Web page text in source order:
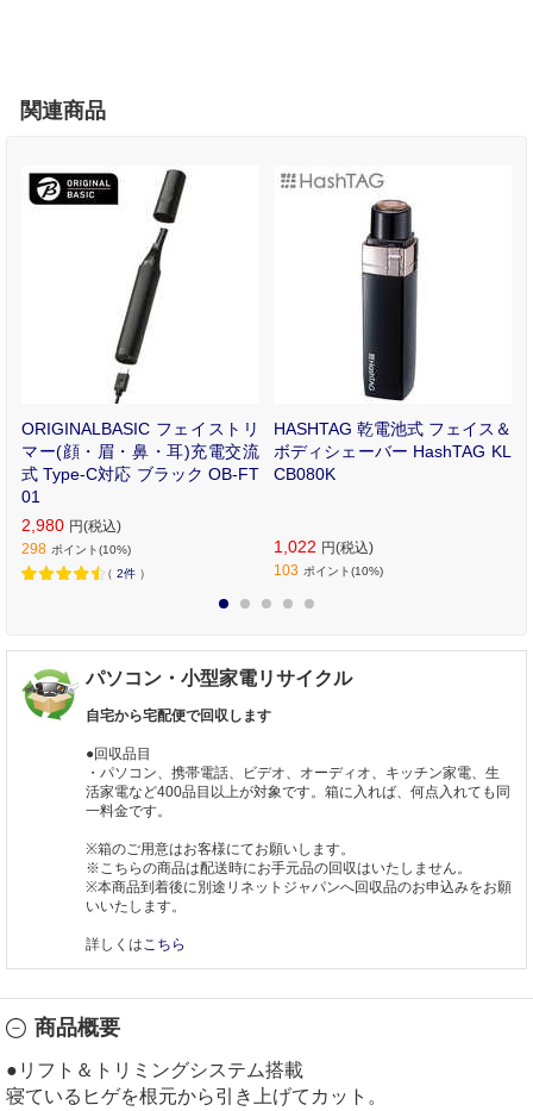
関連商品
ORIGINALBASIC フェイストリ
マー(顔・眉・鼻・耳)充電交流
式 Type-C対応 ブラック OB-FT
01
2,980 円(税込)
298 ポイント(10%)
（ 2件 ）
HASHTAG 乾電池式 フェイス＆
ボディシェーバー HashTAG KL
CB080K
1,022 円(税込)
103 ポイント(10%)
パソコン・小型家電リサイクル
自宅から宅配便で回収します
●回収品目
・パソコン、携帯電話、ビデオ、オーディオ、キッチン家電、生
活家電など400品目以上が対象です。箱に入れば、何点入れても同
一料金です。
※箱のご用意はお客様にてお願いします。
※こちらの商品は配送時にお手元品の回収はいたしません。
※本商品到着後に別途リネットジャパンへ回収品のお申込みをお願
いいたします。
詳しくはこちら
商品概要
●リフト＆トリミングシステム搭載
寝ているヒゲを根元から引き上げてカット。